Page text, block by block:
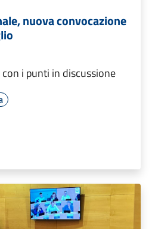
nuova convocazione
i punti in discussione